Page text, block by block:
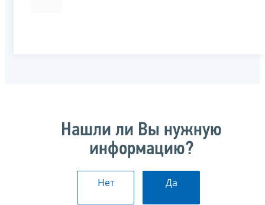
Нашли ли Вы нужную
информацию?
Нет Да